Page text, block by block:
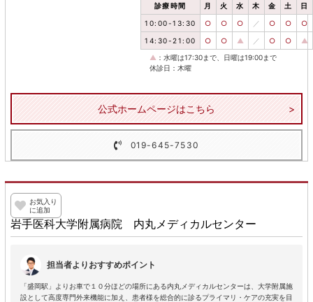
診療時間 月 火 水 木 金 土 日
10:00-13:30 ○ ○ ○ ／ ○ ○ ○
14:30-21:00 ○ ○ ▲ ／ ○ ○ ▲
▲ ：水曜は17:30まで、日曜は19:00まで
休診日：木曜
公式ホームページはこちら
019-645-7530
お気入り
に追加
岩手医科大学附属病院 内丸メディカルセンター
担当者よりおすすめポイント
「盛岡駅」よりお車で１０分ほどの場所にある内丸メディカルセンターは、大学附属施
設として高度専門外来機能に加え、患者様を総合的に診るプライマリ・ケアの充実を目